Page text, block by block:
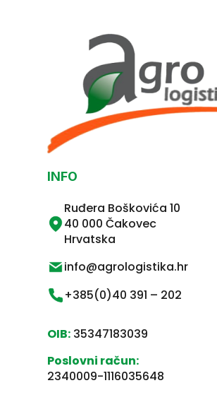
INFO
Ruđera Boškovića 10
40 000 Čakovec
Hrvatska
info@agrologistika.hr
+385(0)40 391 – 202
OIB: 35347183039
Poslovni račun:
2340009-1116035648